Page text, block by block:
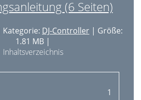
(6 Seiten)
Kategorie: DJ-Controller | Größe:
1.81 MB |
Inhaltsverzeichnis
1